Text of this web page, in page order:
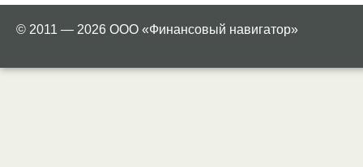
© 2011 — 2026 ООО «Финансовый навигатор»